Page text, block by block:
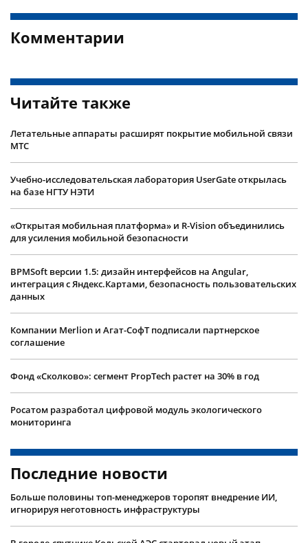
Комментарии
Читайте также
Летательные аппараты расширят покрытие мобильной связи
МТС
Учебно-исследовательская лаборатория UserGate открылась
на базе НГТУ НЭТИ
«Открытая мобильная платформа» и R-Vision объединились
для усиления мобильной безопасности
BPMSoft версии 1.5: дизайн интерфейсов на Angular,
интеграция с Яндекс.Картами, безопасность пользовательских
данных
Компании Merlion и Агат-СофТ подписали партнерское
соглашение
Фонд «Сколково»: сегмент PropTech растет на 30% в год
Росатом разработал цифровой модуль экологического
мониторинга
Последние новости
Больше половины топ-менеджеров торопят внедрение ИИ,
игнорируя неготовность инфраструктуры